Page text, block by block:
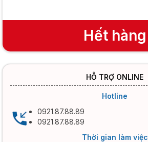
Hết hàng
HỖ TRỢ ONLINE
Hotline
0921.87.88.89
0921.87.88.89
Thời gian làm việc